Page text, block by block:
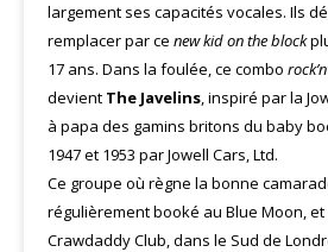
largement ses capacités vocales. Ils
remplacer par ce new kid on the block
17 ans. Dans la foulée, ce combo
devient The Javelins, inspiré par la
à papa des gamins britons du baby
1947 et 1953 par Jowell Cars, Ltd.
Ce groupe où règne la bonne
régulièrement booké au Blue Moon,
Crawdaddy Club, dans le Sud de